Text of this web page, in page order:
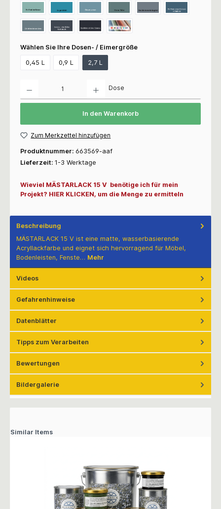
Wählen Sie Ihre Dosen- / Eimergröße
0,45 L 0,9 L 2,7 L
Dose
In den Warenkorb
Zum Merkzettel hinzufügen
Produktnummer: 663569-aaf
Lieferzeit: 1-3 Werktage
Wieviel MÄSTARLACK 15 V benötige ich für mein
Projekt? HIER KLICKEN, um die Menge zu ermitteln
Beschreibung
MÄSTARLACK 15 V ist eine matte, wasserbasierende
Acryllackfarbe und eignet sich hervorragend für Möbel,
Bodenleisten, Fenste… Mehr
Videos
Gefahrenhinweise
Datenblätter
Tipps zum Verarbeiten
Bewertungen
Bildergalerie
Similar Items